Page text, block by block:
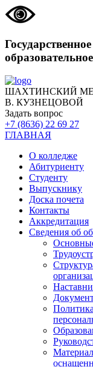
ШАХТИНСКИЙ
В. КУЗНЕЦОВОЙ
Задать вопрос
+7 (8636) 22 69 27
ГЛАВНАЯ
О колледже
Абитуриенту
Студенту
Выпускнику
Доска почета
Контакты
Аккредитация
Сведения об